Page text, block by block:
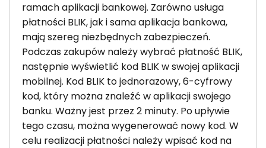
ramach aplikacji bankowej. Zarówno usługa
płatności BLIK, jak i sama aplikacja bankowa,
mają szereg niezbędnych zabezpieczeń.
Podczas zakupów należy wybrać płatność BLIK,
następnie wyświetlić kod BLIK w swojej aplikacji
mobilnej. Kod BLIK to jednorazowy, 6-cyfrowy
kod, który można znaleźć w aplikacji swojego
banku. Ważny jest przez 2 minuty. Po upływie
tego czasu, można wygenerować nowy kod. W
celu realizacji płatności należy wpisać kod na